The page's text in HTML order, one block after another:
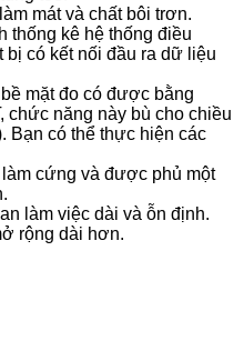
mát và chất bôi trơn.
thống kê hệ thống điều
có kết nối đầu ra dữ liệu
mặt đo có được bằng
chức năng này bù cho chiều
Bạn có thể thực hiện các
cứng và được phủ một
làm việc dài và ỗn định.
rộng dài hơn.